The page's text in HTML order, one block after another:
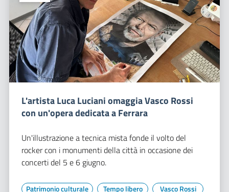
L'artista Luca Luciani omaggia Vasco Rossi
con un'opera dedicata a Ferrara
Un'illustrazione a tecnica mista fonde il volto del
rocker con i monumenti della città in occasione dei
concerti del 5 e 6 giugno.
Patrimonio culturale Tempo libero Vasco Rossi